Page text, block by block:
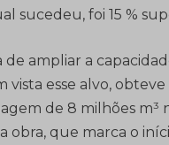
sucedeu, foi 15 %
ampliar a
vista esse alvo,
de 8 milhões m³
obra, que marca o